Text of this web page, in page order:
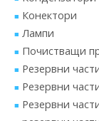
Конектори
Лампи
Почистващи
Резервни
Резервни
Резервни